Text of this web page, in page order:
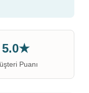
5.0★
Puanı